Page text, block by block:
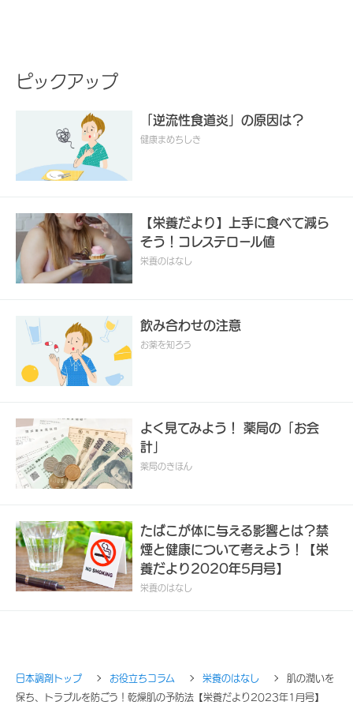
ピックアップ
「逆流性食道炎」の原因は？
健康まめちしき
【栄養だより】上手に食べて減ら
そう！コレステロール値
栄養のはなし
飲み合わせの注意
お薬を知ろう
よく見てみよう！ 薬局の「お会
計」
薬局のきほん
たばこが体に与える影響とは？禁
煙と健康について考えよう！【栄
養だより2020年5月号】
栄養のはなし
日本調剤トップ お役立ちコラム 栄養のはなし
肌の潤いを
保ち、トラブルを防ごう！乾燥肌の予防法【栄養だより2023年1月号】